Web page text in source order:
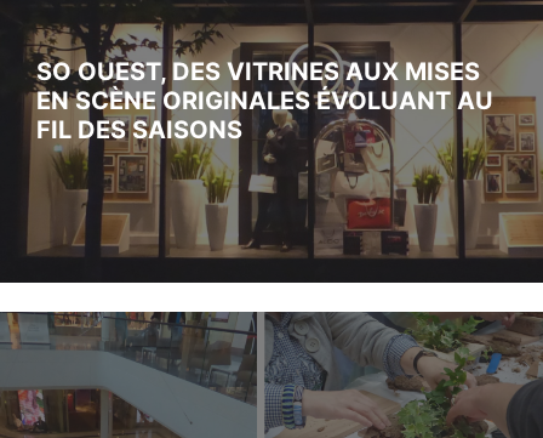
SO OUEST, DES VITRINES AUX MISES
EN SCÈNE ORIGINALES ÉVOLUANT AU
FIL DES SAISONS